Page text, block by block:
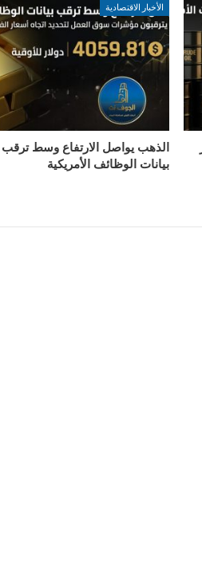
الأخبار الاقتصادية
الذهب يواصل الارتفاع وسط ترقب
بيانات الوظائف الأمريكية